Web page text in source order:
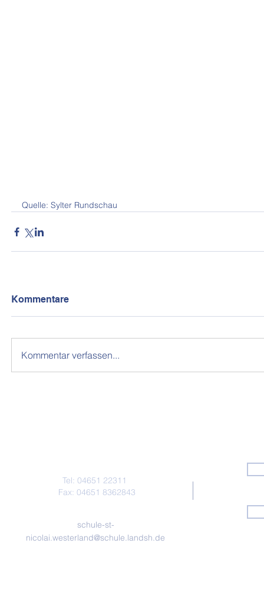
Quelle: Sylter Rundschau
Kommentare
Kommentar verfassen...
Tel: 04651 22311
Fax: 04651 8362843
schule-st-
nicolai.westerland@schule.landsh.de